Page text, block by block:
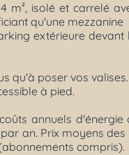
m², isolé et carrelé
qu'une mezzanine
extérieure
qu'à poser vos valises.
à pied.
annuels d'énergie
an. Prix moyens
compris).